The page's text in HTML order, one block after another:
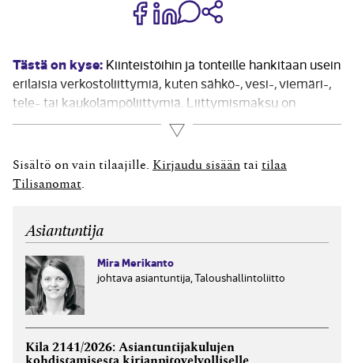
Jaa Share on Facebook
Jaa Share on LinkedIn
Jaa WhatsApp-viestinä
Tästä on kyse: Kiinteistöihin ja tonteille hankitaan usein
erilaisia verkostoliittymiä, kuten sähkö-, vesi-, viemäri-,
tele- tai kaukolämpöliittymiä. Liittymismaksu on
yleensä kertaluonteinen maksu, jonka suorittamalla
kiinteistön omistaja tai haltija saa oikeuden liittyä
verkkoon ja käyttää sen palveluja. Liittymismaksujen
kirjanpito ja verokohtelu riippuu siitä, voiko...
Lue lisää
Sisältö on vain tilaajille. Kirjaudu sisään tai tilaa
Tilisanomat
Asiantuntija
Mira Merikanto
johtava asiantuntija, Taloushallintoliitto
Kila 2141/2026: Asiantuntijakulujen